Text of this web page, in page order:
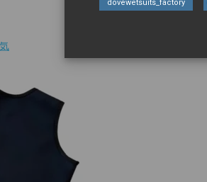
dovewetsuits_factory